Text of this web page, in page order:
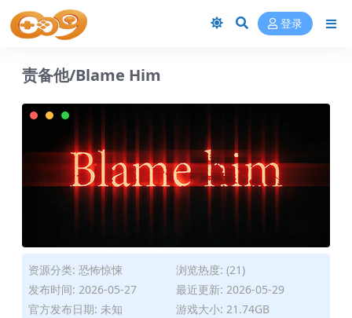
登录
责备他/Blame Him
资源分类: 恐怖惊悚
浏览热度: (21)
发布时间: 2026-05-27
最近更新: 2026-05-29
官方发布日期: 未知
游戏大小: 21.74GB